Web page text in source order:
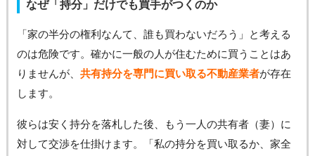
なぜ「持分」だけでも買手がつくのか
「家の半分の権利なんて、誰も買わないだろう」と考える
のは危険です。確かに一般の人が住むために買うことはあ
りませんが、 共有持分を専門に買い取る不動産業者が存在
します。
彼らは安く持分を落札した後、もう一人の共有者（妻）に
対して交渉を仕掛けます。「私の持分を買い取るか、家全